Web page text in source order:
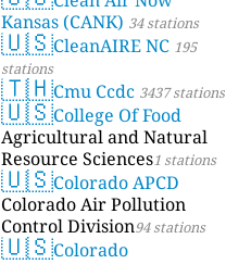
Kansas (CANK) 34 stations
🇺🇸CleanAIRE NC 195
stations
🇹🇭Cmu Ccdc 3437 stations
🇺🇸College Of Food
Agricultural and Natural
Resource Sciences1 stations
🇺🇸Colorado APCD
Colorado Air Pollution
Control Division94 stations
🇺🇸Colorado